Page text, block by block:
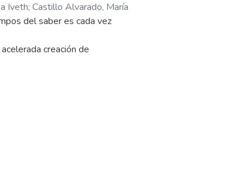
Iveth;Castillo Alvarado, María
del saber es cada vez
creación de